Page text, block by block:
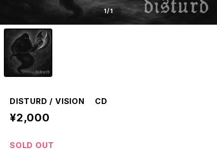
1/1
DISTURD / VISION CD
¥2,000
SOLD OUT